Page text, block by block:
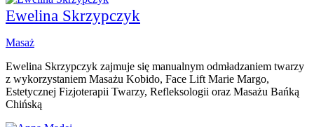
Ewelina Skrzypczyk
Masaż
Ewelina Skrzypczyk zajmuje się manualnym odmładzaniem twarzy
z wykorzystaniem Masażu Kobido, Face Lift Marie Margo,
Estetycznej Fizjoterapii Twarzy, Refleksologii oraz Masażu Bańką
Chińską